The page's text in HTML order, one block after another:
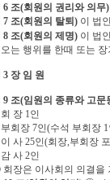
6 조(회원의 권리와 의무)
7 조(회원의 탈퇴 ) 이 법
8 조(회원의 제명) 이 법
는 행위를 한때 또는
3 장 임 원
9 조(임원의 종류와 고문
회 장 1인
부회장 7인(수석 부회장 1
이 사 25인(회장,부회장
감 사 2인
회장은 이사회의 의결을